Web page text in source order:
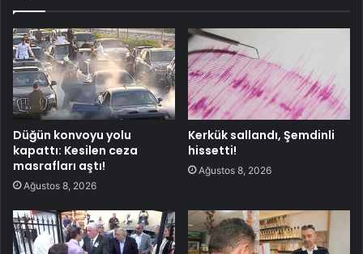
Düğün konvoyu yolu
kapattı: Kesilen ceza
masrafları aştı!
Ağustos 8, 2026
Kerkük sallandı, Şemdinli
hissetti!
Ağustos 8, 2026